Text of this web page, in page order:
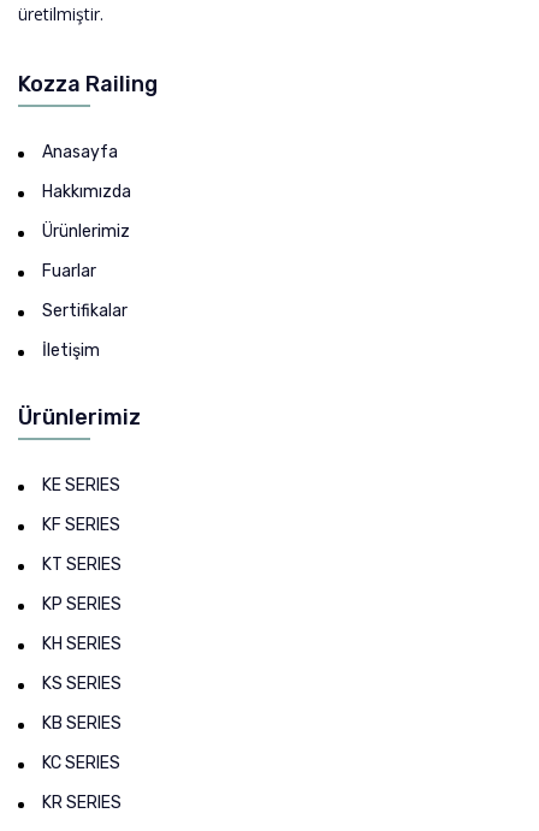
üretilmiştir.
Kozza Railing
Anasayfa
Hakkımızda
Ürünlerimiz
Fuarlar
Sertifikalar
İletişim
Ürünlerimiz
KE SERIES
KF SERIES
KT SERIES
KP SERIES
KH SERIES
KS SERIES
KB SERIES
KC SERIES
KR SERIES